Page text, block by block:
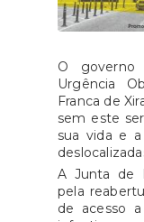
O governo
Urgência
Franca de
sem este
sua vida e
A Junta de
pela
de acesso